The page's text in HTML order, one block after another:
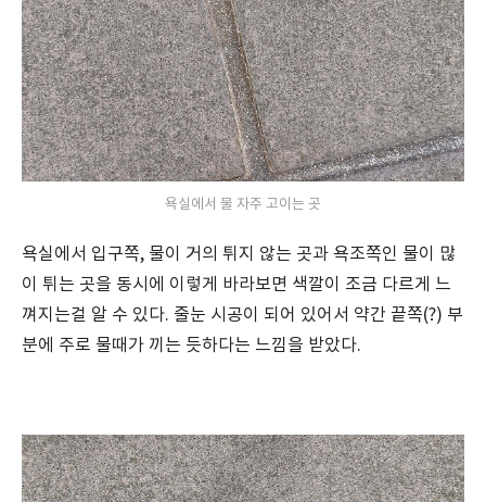
욕실에서 물 자주 고이는 곳
욕실에서 입구쪽, 물이 거의 튀지 않는 곳과 욕조쪽인 물이 많
이 튀는 곳을 동시에 이렇게 바라보면 색깔이 조금 다르게 느
껴지는걸 알 수 있다. 줄눈 시공이 되어 있어서 약간 끝쪽(?) 부
분에 주로 물때가 끼는 듯하다는 느낌을 받았다.